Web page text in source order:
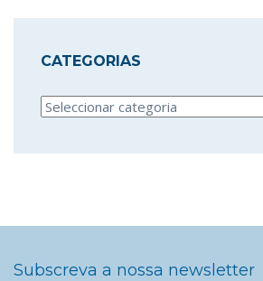
CATEGORIAS
Categorias
Subscreva a nossa newsletter